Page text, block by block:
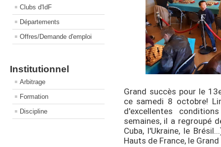
Clubs d'IdF
Départements
Offres/Demande d'emploi
Institutionnel
Arbitrage
Formation
Discipline
Grand succès pour le
ce samedi 8 octobre!
d'excellentes
semaines, il a regroupé
Cuba, l'Ukraine, le
Hauts de France, le